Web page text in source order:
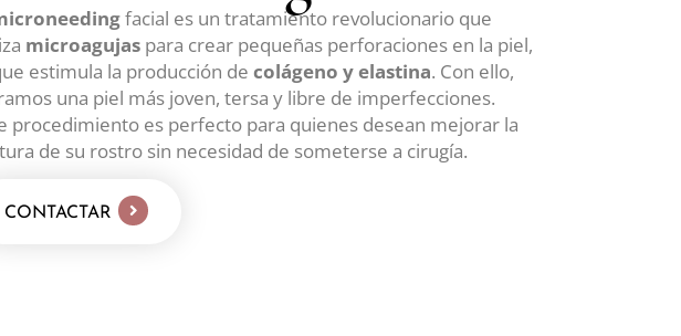
facial es un tratamiento revolucionario que
microagujas para crear pequeñas perforaciones en la piel,
estimula la producción de colágeno y elastina. Con ello,
una piel más joven, tersa y libre de imperfecciones.
procedimiento es perfecto para quienes desean mejorar la
de su rostro sin necesidad de someterse a cirugía.
CONTACTAR